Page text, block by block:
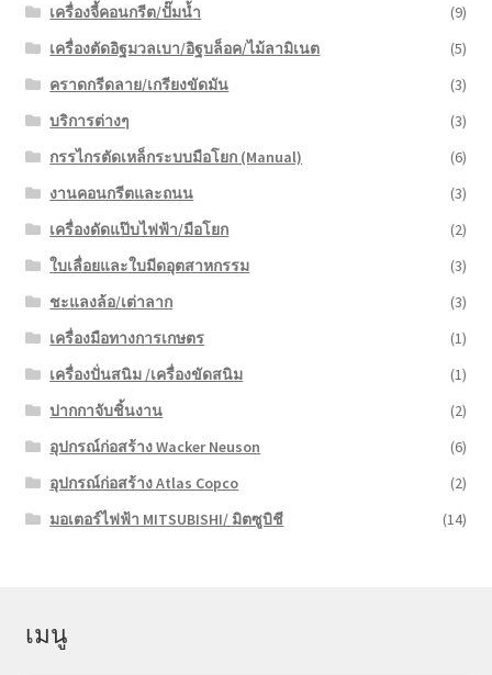
เครื่องจี้คอนกรีต/ปั๊มน้ำ
(9)
เครื่องตัดอิฐมวลเบา/อิฐบล็อค/ไม้ลามิเนต
(5)
คราดกรีดลาย/เกรียงขัดมัน
(3)
บริการต่างๆ
(3)
กรรไกรตัดเหล็กระบบมือโยก (Manual)
(6)
งานคอนกรีตและถนน
(3)
เครื่องดัดแป๊บไฟฟ้า/มือโยก
(2)
ใบเลื่อยและใบมีดอุตสาหกรรม
(3)
ชะแลงล้อ/เต่าลาก
(3)
เครื่องมือทางการเกษตร
(1)
เครื่องปั่นสนิม /เครื่องขัดสนิม
(1)
ปากกาจับชิ้นงาน
(2)
อุปกรณ์ก่อสร้าง Wacker Neuson
(6)
อุปกรณ์ก่อสร้าง Atlas Copco
(2)
มอเตอร์ไฟฟ้า MITSUBISHI/ มิตซูบิชี
(14)
เมนู